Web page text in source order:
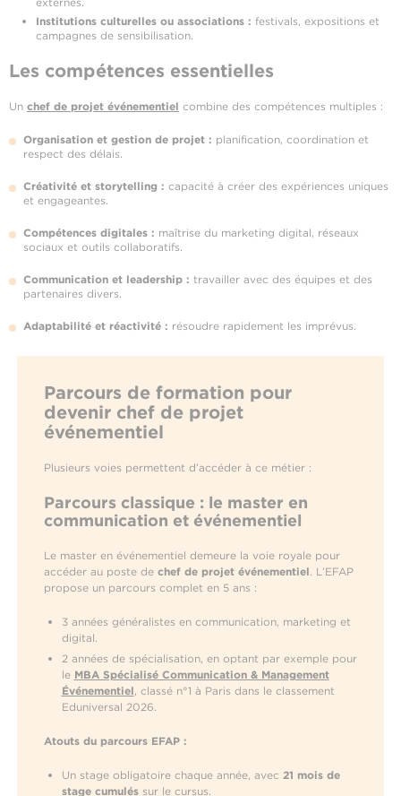
Institutions culturelles ou associations : festivals, expositions et
campagnes de sensibilisation.
Les compétences essentielles
Un chef de projet événementiel combine des compétences multiples :
Organisation et gestion de projet : planification, coordination et
respect des délais.
Créativité et storytelling : capacité à créer des expériences uniques
et engageantes.
Compétences digitales : maîtrise du marketing digital, réseaux
sociaux et outils collaboratifs.
Communication et leadership : travailler avec des équipes et des
partenaires divers.
Adaptabilité et réactivité : résoudre rapidement les imprévus.
Parcours de formation pour
devenir chef de projet
événementiel
Plusieurs voies permettent d’accéder à ce métier :
Parcours classique : le master en
communication et événementiel
Le master en événementiel demeure la voie royale pour
accéder au poste de chef de projet événementiel. L’EFAP
propose un parcours complet en 5 ans :
3 années généralistes en communication, marketing et
digital.
2 années de spécialisation, en optant par exemple pour
le MBA Spécialisé Communication & Management
Événementiel, classé n°1 à Paris dans le classement
Eduniversal 2026.
Atouts du parcours EFAP :
Un stage obligatoire chaque année, avec 21 mois de
stage cumuléssur le cursus.